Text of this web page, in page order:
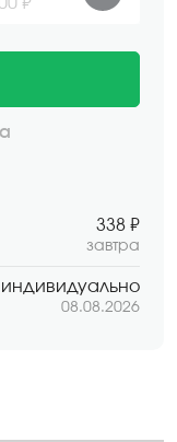
338 ₽
завтра
индивидуально
08.08.2026